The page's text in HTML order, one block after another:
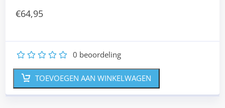
€64,95
5
4
3
2 0 beoordeling
TOEVOEGEN AAN WINKELWAGEN